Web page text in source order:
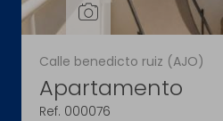
Calle benedicto ruiz (AJO)
Apartamento
Ref. 000076